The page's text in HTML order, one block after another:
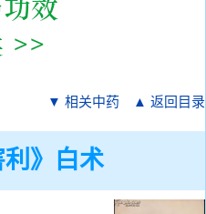
▼ 相关中药 ▲ 返回目录
利》白术